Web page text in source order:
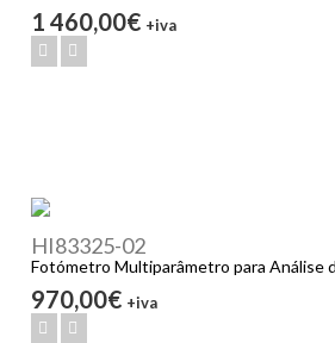
1 460,00€ +iva
HI83325-02
Fotómetro Multiparâmetro para Análise
970,00€ +iva